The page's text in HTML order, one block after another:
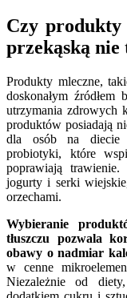
Czy produkty
przekąską nie
Produkty mleczne,
doskonałym
utrzymania zdrowych
produktów posiadają
dla osób na diecie
probiotyki, które
poprawiają
jogurty i serki
orzechami.
Wybieranie
tłuszczu pozwala
obawy o nadmiar
w cenne
Niezależnie od